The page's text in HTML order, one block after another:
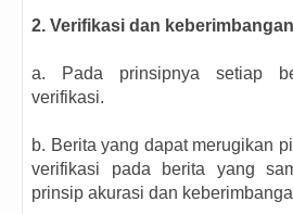
2. Verifikasi dan
a. Pada prinsipnya setiap
verifikasi.
b. Berita yang dapat merugikan
verifikasi pada berita yang
prinsip akurasi dan